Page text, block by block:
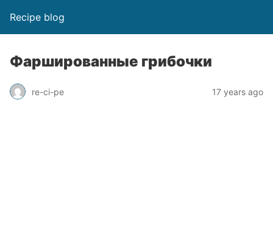
Recipe blog
Фаршированные грибочки
re-ci-pe 17 years ago